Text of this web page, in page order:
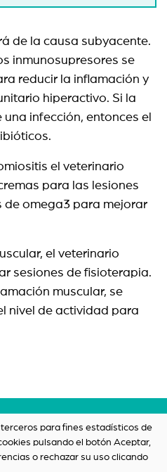
de la causa subyacente.
inmunosupresores se
reducir la inflamación y
hiperactivo. Si la
infección, entonces el
el veterinario
para las lesiones
de omega3 para mejorar
el veterinario
sesiones de fisioterapia.
muscular, se
nivel de actividad para
condiciones
privacidad
para fines estadísticos de
pulsando el botón Aceptar,
o rechazar su uso clicando